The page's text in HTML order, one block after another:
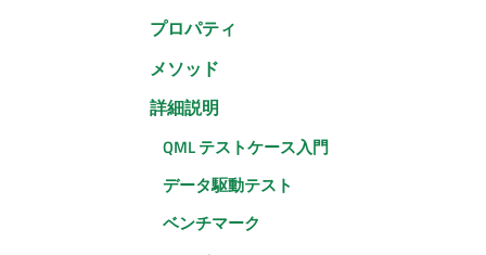
プロパティ
メソッド
詳細説明
QML テストケース入門
データ駆動テスト
ベンチマーク